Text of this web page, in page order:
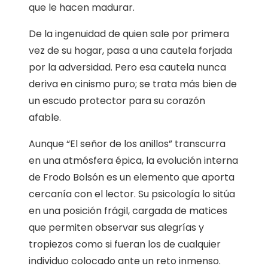
que le hacen madurar.
De la ingenuidad de quien sale por primera
vez de su hogar, pasa a una cautela forjada
por la adversidad. Pero esa cautela nunca
deriva en cinismo puro; se trata más bien de
un escudo protector para su corazón
afable.
Aunque “El señor de los anillos” transcurra
en una atmósfera épica, la evolución interna
de Frodo Bolsón es un elemento que aporta
cercanía con el lector. Su psicología lo sitúa
en una posición frágil, cargada de matices
que permiten observar sus alegrías y
tropiezos como si fueran los de cualquier
individuo colocado ante un reto inmenso.